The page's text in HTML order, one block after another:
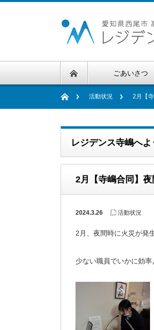
ごあいさつ
活動状況 2月【
レジデンス寺嶋へよ
2月【寺嶋合同】
2024.3.26 活動状況
2月、夜間時に火災が発
少ない職員でいかに効